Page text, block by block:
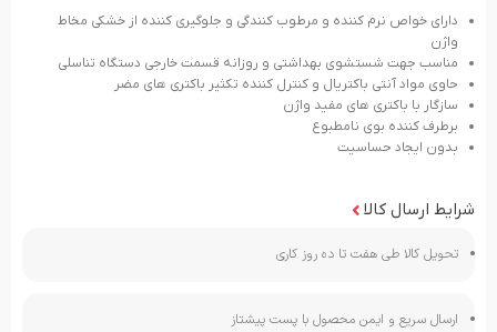
دارای خواص نرم کننده و مرطوب کنندگی و جلوگیری کننده از خشکی مخاط
واژن
مناسب جهت شستشوی بهداشتی و روزانه قسمت خارجی دستگاه تناسلی
حاوی مواد آنتی باکتریال و کنترل کننده تکثیر باکتری های مضر
سازگار با باکتری های مفید واژن
برطرف کننده بوی نامطبوع
بدون ایجاد حساسیت
شرایط ارسال کالا
تحویل کالا طی هفت تا ده روز کاری
ارسال سریع و ایمن محصول با پست پیشتاز